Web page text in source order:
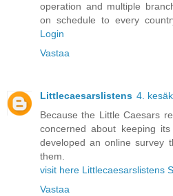
operation and multiple
on schedule to every
Login
Vastaa
Littlecaesarslistens 4.
Because the Little Caesars
concerned about keeping
developed an online survey
them.
visit here Littlecaesarslistens
Vastaa